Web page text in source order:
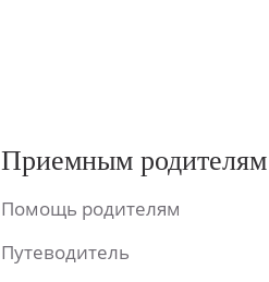
Приемным родителям
Помощь родителям
Путеводитель